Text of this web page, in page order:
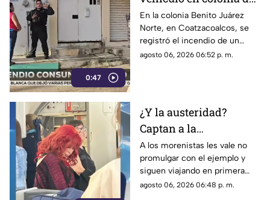
0:47
Coatzacoalcos (+VIDEO)
En la colonia Benito Juárez
Norte, en Coatzacoalcos, se
registró el incendio de un
vehículo, lo que movilizó a
agosto 06, 2026 06:52 p. m.
¿Y la austeridad?
Captan a la
gobernadora Layda
Sansores viajando en
primera clase a Madrid
A los morenistas les vale no
promulgar con el ejemplo y
siguen viajando en primera
clase a otros países.
agosto 06, 2026 06:48 p. m.